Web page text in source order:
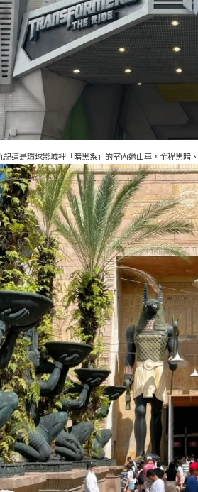
記這是環球影城裡「暗黑系」的室內過山車，全程黑暗